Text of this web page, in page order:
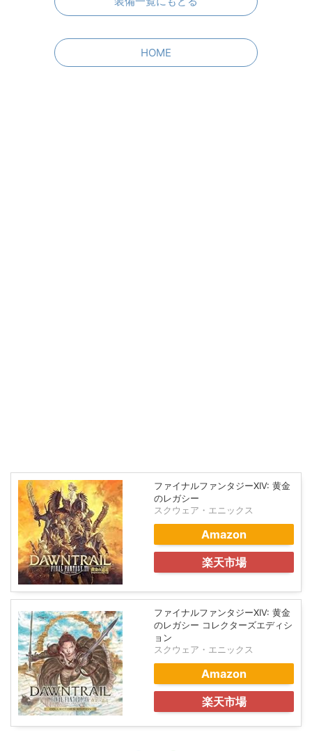
HOME
ファイナルファンタジーXIV: 黄金
のレガシー
スクウェア・エニックス
Amazon
楽天市場
ファイナルファンタジーXIV: 黄金
のレガシー コレクターズエディシ
ョン
スクウェア・エニックス
Amazon
楽天市場